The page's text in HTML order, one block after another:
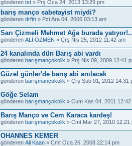
gönderen tst » Prş Oca 24, 2013 13:29 pm
barış manço sabetayist miydi?
gönderen drfth » Pzt Ara 04, 2006 03:13 am
Sarı Çizmeli Mehmet Ağa burada yatıyor!..
gönderen ALİ ÖZMEN » Çrş Nis 25, 2012 11:42 am
24 kanalında dün Barış abi vardı
gönderen barışmançokolik » Prş Nis 09, 2009 12:41
Güzel günler'de barış abi anılacak
gönderen barışmançokolik » Çrş Şub 01, 2012 14:31
Göğe Selam
gönderen barışmançokolik » Cum Kas 04, 2011 12:42
Barış Manço ve Cem Karaca kardeş!
gönderen barışmançokolik » Cmt Mar 27, 2010 12:21
OHANNES KEMER
gönderen Ali Kaan » Cmt Oca 26, 2008 22:14 pm